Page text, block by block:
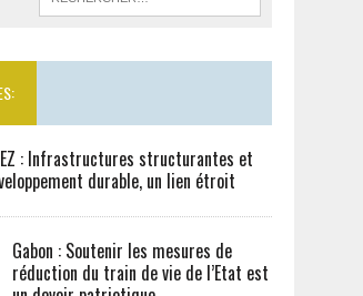
: Infrastructures structurantes et
durable, un lien étroit
Gabon : Soutenir les mesures de
réduction du train de vie de l’Etat est